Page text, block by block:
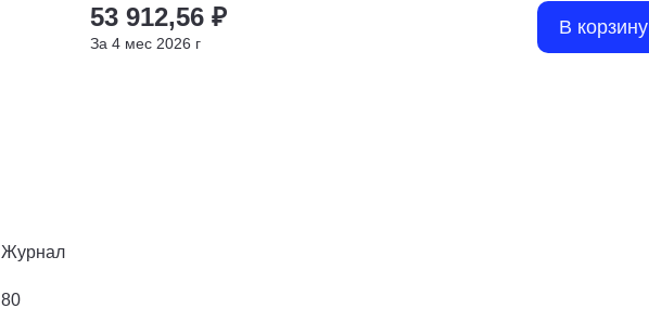
53 912,56 ₽
За 4 мес 2026 г
В корзину
Журнал
80